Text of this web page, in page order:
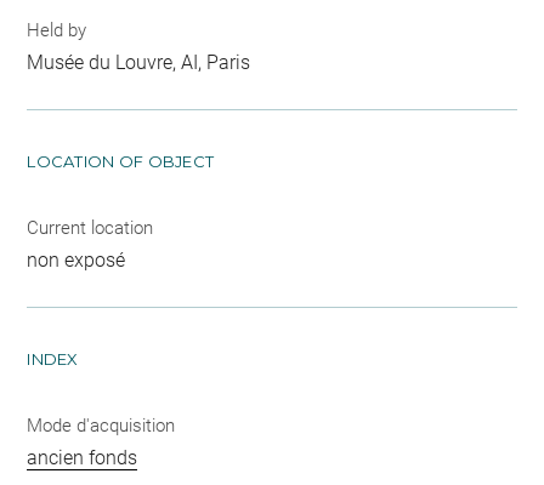
Held by
Musée du Louvre, AI, Paris
LOCATION OF OBJECT
Current location
non exposé
INDEX
Mode d'acquisition
ancien fonds